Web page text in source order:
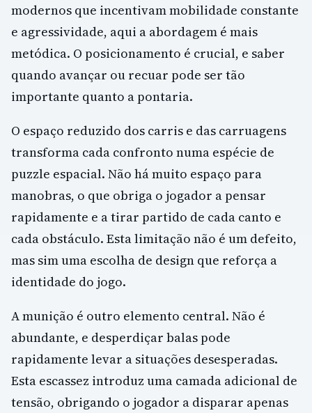
modernos que incentivam mobilidade constante
e agressividade, aqui a abordagem é mais
metódica. O posicionamento é crucial, e saber
quando avançar ou recuar pode ser tão
importante quanto a pontaria.
O espaço reduzido dos carris e das carruagens
transforma cada confronto numa espécie de
puzzle espacial. Não há muito espaço para
manobras, o que obriga o jogador a pensar
rapidamente e a tirar partido de cada canto e
cada obstáculo. Esta limitação não é um defeito,
mas sim uma escolha de design que reforça a
identidade do jogo.
A munição é outro elemento central. Não é
abundante, e desperdiçar balas pode
rapidamente levar a situações desesperadas.
Esta escassez introduz uma camada adicional de
tensão, obrigando o jogador a disparar apenas